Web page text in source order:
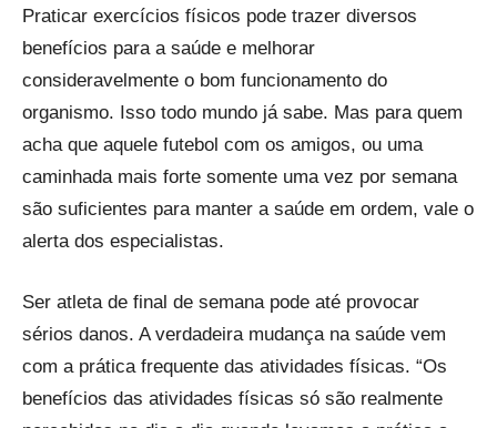
Praticar exercícios físicos pode trazer diversos
benefícios para a saúde e melhorar
consideravelmente o bom funcionamento do
organismo. Isso todo mundo já sabe. Mas para quem
acha que aquele futebol com os amigos, ou uma
caminhada mais forte somente uma vez por semana
são suficientes para manter a saúde em ordem, vale o
alerta dos especialistas.
Ser atleta de final de semana pode até provocar
sérios danos. A verdadeira mudança na saúde vem
com a prática frequente das atividades físicas. “Os
benefícios das atividades físicas só são realmente